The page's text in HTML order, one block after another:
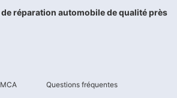
réparation automobile de qualité près
Questions fréquentes